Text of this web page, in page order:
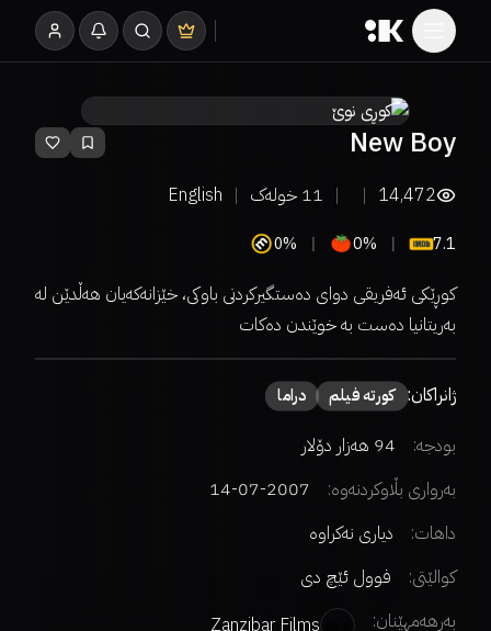
New Boy
14,472
11 خولەک English
7.1
0%
0%
کوڕێکی ئەفریقی دوای دەستگیرکردنی باوکی، خێزانەکەیان هەڵدێن لە
بەریتانیا دەست بە خوێندن دەکات
ژانراکان: كورتە فیلم دراما
بودجە:
94 هەزار دۆلار
بەرواری بڵاوکردنەوە:
2007-07-14
داهات:
دیاری نەکراوە
کوالێتی:
فوول ئێچ دی
بەرهەمهێنان:
Zanzibar Films